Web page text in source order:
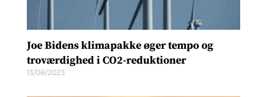
Joe Bidens klimapakke øger tempo og
troværdighed i CO2-reduktioner
13/08/2023